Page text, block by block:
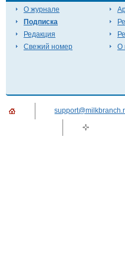
О журнале
Подписка
Редакция
Свежий номер
О